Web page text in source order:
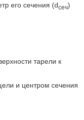
его сечения (dсеч)
тарели к
и центром сечения